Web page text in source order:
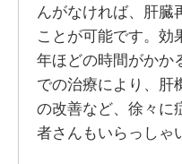
んがなければ、肝臓
ことが可能です。効
年ほどの時間がかか
での治療により、肝
の改善など、徐々に
者さんもいらっしゃ